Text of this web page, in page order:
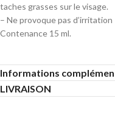
taches grasses sur le visage.
– Ne provoque pas d’irritation
Contenance 15 ml.
Informations
LIVRAISON